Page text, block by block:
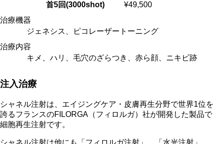
首5回(3000shot)
¥49,500
治療機器
ジェネシス、ピコレーザートーニング
治療内容
キメ、ハリ、毛穴のざらつき、赤ら顔、ニキビ跡
注入治療
シャネル注射は、エイジングケア・皮膚再生分野で世界1位を
誇るフランスのFILORGA（フィロルガ）社が開発した製品で
細胞再生注射です。
シャネル注射は他にも「フィロルガ注射」、「水光注射」、